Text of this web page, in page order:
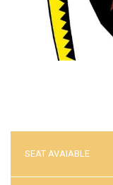
SEAT AVAIABLE